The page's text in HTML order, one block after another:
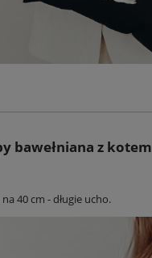
bawełniana z kotem
40 cm - długie ucho.